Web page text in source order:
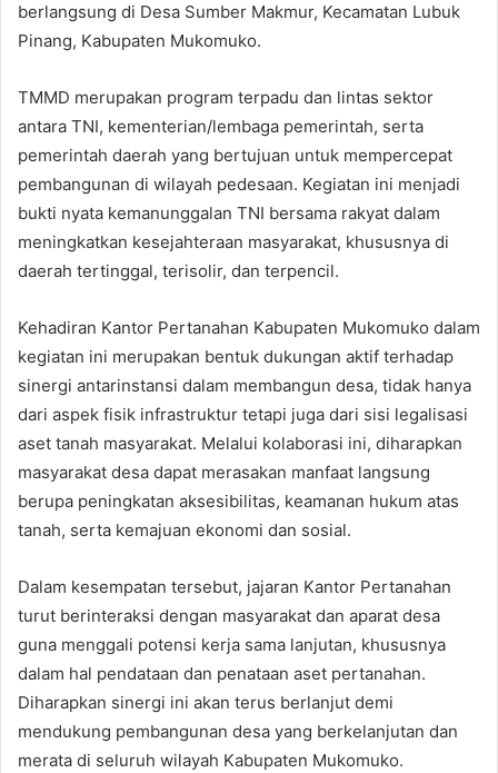
berlangsung di Desa Sumber Makmur, Kecamatan Lubuk
Pinang, Kabupaten Mukomuko.
TMMD merupakan program terpadu dan lintas sektor
antara TNI, kementerian/lembaga pemerintah, serta
pemerintah daerah yang bertujuan untuk mempercepat
pembangunan di wilayah pedesaan. Kegiatan ini menjadi
bukti nyata kemanunggalan TNI bersama rakyat dalam
meningkatkan kesejahteraan masyarakat, khususnya di
daerah tertinggal, terisolir, dan terpencil.
Kehadiran Kantor Pertanahan Kabupaten Mukomuko dalam
kegiatan ini merupakan bentuk dukungan aktif terhadap
sinergi antarinstansi dalam membangun desa, tidak hanya
dari aspek fisik infrastruktur tetapi juga dari sisi legalisasi
aset tanah masyarakat. Melalui kolaborasi ini, diharapkan
masyarakat desa dapat merasakan manfaat langsung
berupa peningkatan aksesibilitas, keamanan hukum atas
tanah, serta kemajuan ekonomi dan sosial.
Dalam kesempatan tersebut, jajaran Kantor Pertanahan
turut berinteraksi dengan masyarakat dan aparat desa
guna menggali potensi kerja sama lanjutan, khususnya
dalam hal pendataan dan penataan aset pertanahan.
Diharapkan sinergi ini akan terus berlanjut demi
mendukung pembangunan desa yang berkelanjutan dan
merata di seluruh wilayah Kabupaten Mukomuko.